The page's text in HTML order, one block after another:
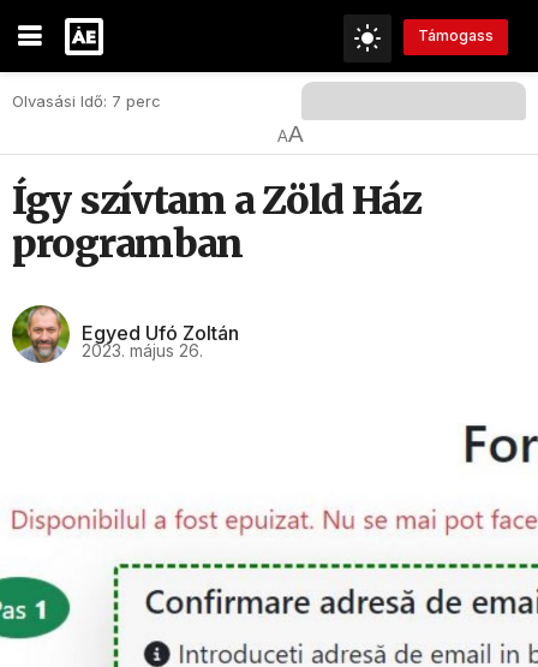
Támogass
Olvasási Idő: 7 perc
AA
Így szívtam a Zöld Ház
programban
Egyed Ufó Zoltán
2023. május 26.